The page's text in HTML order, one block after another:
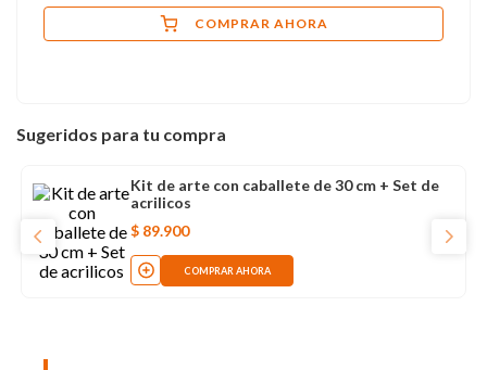
COMPRAR AHORA
Sugeridos para tu compra
Kit de arte con caballete de 30 cm + Set de
acrilicos
$ 89.900
COMPRAR AHORA